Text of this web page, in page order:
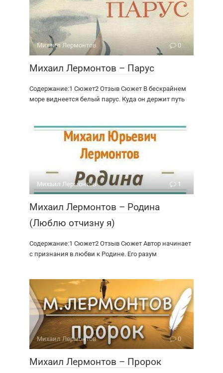
Михаил Лермонтов 0
Михаил Лермонтов – Парус
Содержание:1 Сюжет2 Отзыв Сюжет В бескрайнем
море виднеется белый парус. Куда он держит путь
Михаил Лермонтов 1
Михаил Лермонтов – Родина
(Люблю отчизну я)
Содержание:1 Сюжет2 Отзыв Сюжет Автор начинает
с признания в любви к Родине. Его разум
Михаил Лермонтов 0
Михаил Лермонтов – Пророк